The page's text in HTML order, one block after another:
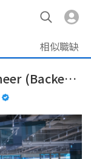
相似職缺
【TENG0502】Software Engineer (Backend) - Golang / RoR